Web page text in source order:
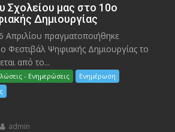
Σχολείου μας στο 10ο
Δημιουργίας
Απριλίου πραγματοποιήθηκε
Φεστιβάλ Ψηφιακής Δημιουργίας το
από το...
- Ενημερώσεις
Ενημέρωση
admin